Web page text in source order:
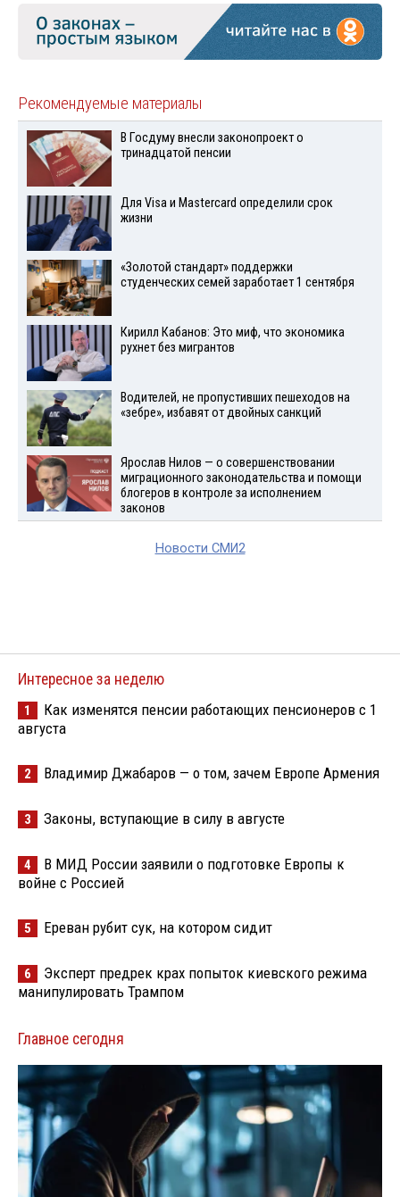
Рекомендуемые материалы
В Госдуму внесли законопроект о
тринадцатой пенсии
Для Visа и Mastercard определили срок
жизни
«Золотой стандарт» поддержки
студенческих семей заработает 1 сентября
Кирилл Кабанов: Это миф, что экономика
рухнет без мигрантов
Водителей, не пропустивших пешеходов на
«зебре», избавят от двойных санкций
Ярослав Нилов — о совершенствовании
миграционного законодательства и помощи
блогеров в контроле за исполнением
законов
Новости СМИ2
Интересное за неделю
1
Как изменятся пенсии работающих пенсионеров с 1
августа
2 Владимир Джабаров — о том, зачем Европе Армения
3 Законы, вступающие в силу в августе
4
В МИД России заявили о подготовке Европы к
войне с Россией
5 Ереван рубит сук, на котором сидит
6
Эксперт предрек крах попыток киевского режима
манипулировать Трампом
Главное сегодня